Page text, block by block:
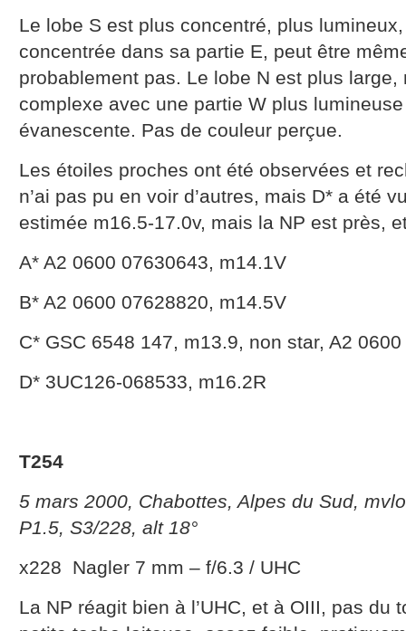
Le lobe S est plus concentré, plus
concentrée dans sa partie E, peut être
probablement pas. Le lobe N est plus
complexe avec une partie W plus
évanescente. Pas de couleur perçue.
Les étoiles proches ont été observées et
n’ai pas pu en voir d’autres, mais D* a été
estimée m16.5-17.0v, mais la NP est près,
A* A2 0600 07630643, m14.1V
B* A2 0600 07628820, m14.5V
C* GSC 6548 147, m13.9, non star, A2
D* 3UC126-068533, m16.2R
T254
5 mars 2000, Chabottes, Alpes du Sud,
P1.5, S3/228, alt 18°
x228 Nagler 7 mm – f/6.3 / UHC
La NP réagit bien à l’UHC, et à OIII, pas du